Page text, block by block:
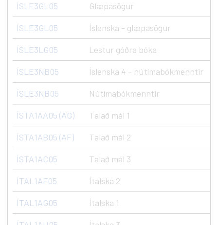
ÍSLE3GL05 Glæpasögur
ÍSLE3GL05 Íslenska - glæpasögur
ÍSLE3LG05 Lestur góðra bóka
ÍSLE3NB05 Íslenska 4 - nútímabókmenntir
ÍSLE3NB05 Nútímabókmenntir
ÍSTA1AA05 (AG) Talað mál 1
ÍSTA1AB05 (AF) Talað mál 2
ÍSTA1AC05 Talað mál 3
ÍTAL1AF05 Ítalska 2
ÍTAL1AG05 Ítalska 1